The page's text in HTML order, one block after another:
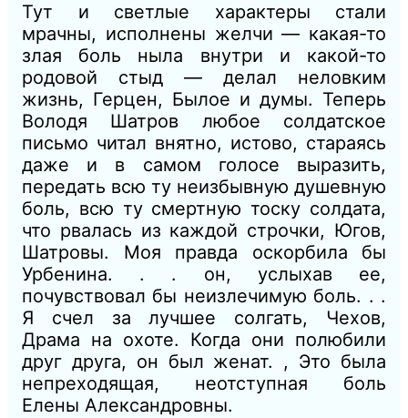
Тут и светлые характеры стали
мрачны, исполнены желчи — какая-то
злая боль ныла внутри и какой-то
родовой стыд — делал неловким
жизнь, Герцен, Былое и думы. Теперь
Володя Шатров любое солдатское
письмо читал внятно, истово, стараясь
даже и в самом голосе выразить,
передать всю ту неизбывную душевную
боль, всю ту смертную тоску солдата,
что рвалась из каждой строчки, Югов,
Шатровы. Моя правда оскорбила бы
Урбенина. . . он, услыхав ее,
почувствовал бы неизлечимую боль. . .
Я счел за лучшее солгать, Чехов,
Драма на охоте. Когда они полюбили
друг друга, он был женат. , Это была
непреходящая, неотступная боль
Елены Александровны.